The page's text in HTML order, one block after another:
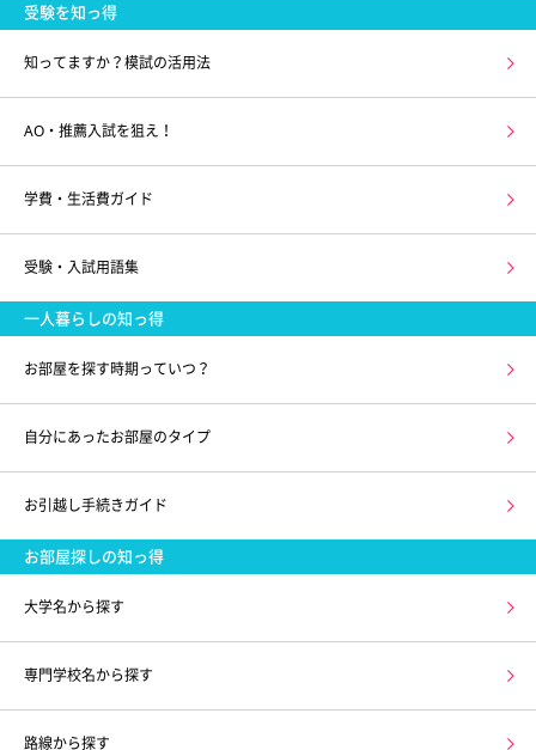
受験を知っ得
知ってますか？模試の活用法
AO・推薦入試を狙え！
学費・生活費ガイド
受験・入試用語集
一人暮らしの知っ得
お部屋を探す時期っていつ？
自分にあったお部屋のタイプ
お引越し手続きガイド
お部屋探しの知っ得
大学名から探す
専門学校名から探す
路線から探す